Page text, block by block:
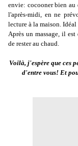
envie: cocooner bien au
l'après-midi, en ne
lecture à la maison.
Après un massage, il
de rester au chaud.
Voilà, j'espère que ces
d'entre vous! Et